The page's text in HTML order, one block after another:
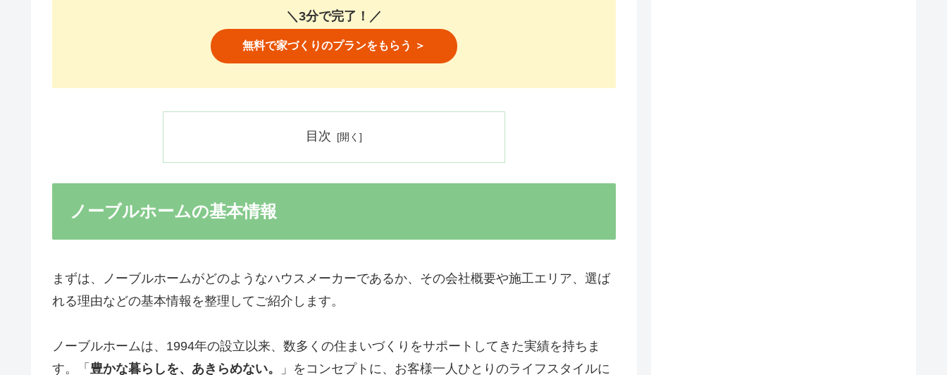
＼3分で完了！／
無料で家づくりのプランをもらう ＞
目次
ノーブルホームの基本情報
まずは、ノーブルホームがどのようなハウスメーカーであるか、その会社概要や施工エリア、選ば
れる理由などの基本情報を整理してご紹介します。
ノーブルホームは、1994年の設立以来、数多くの住まいづくりをサポートしてきた実績を持ちま
す。「 豊かな暮らしを、あきらめない。
」をコンセプトに、お客様一人ひとりのライフスタイルに